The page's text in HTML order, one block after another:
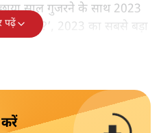
साल गुजरने के साथ 2023
होगा?’, 2023 का सबसे बड़ा
पढ़ें